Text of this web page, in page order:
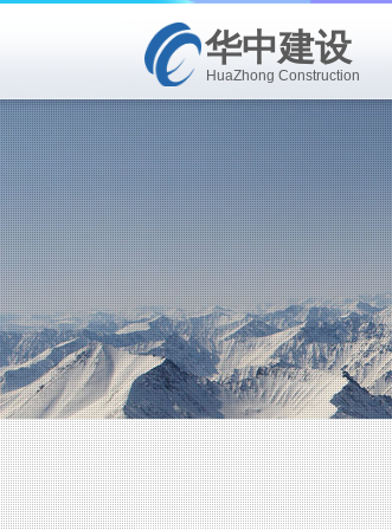
HuaZhong Construction
华中建设